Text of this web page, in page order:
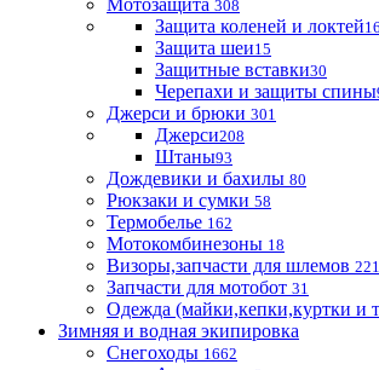
Мотозащита 308
Защита коленей и локтей
Защита шеи15
Защитные вставки30
Черепахи и защиты спины
Джерси и брюки 301
Джерси208
Штаны93
Дождевики и бахилы 80
Рюкзаки и сумки 58
Термобелье 162
Мотокомбинезоны 18
Визоры,запчасти для шлемов 221
Запчасти для мотобот 31
Одежда (майки,кепки,куртки и
Зимняя и водная экипировка
Снегоходы 1662